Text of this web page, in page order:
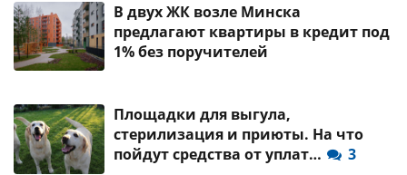
В двух ЖК возле Минска
предлагают квартиры в кредит под
1% без поручителей
Площадки для выгула,
стерилизация и приюты. На что
пойдут средства от уплат…
3